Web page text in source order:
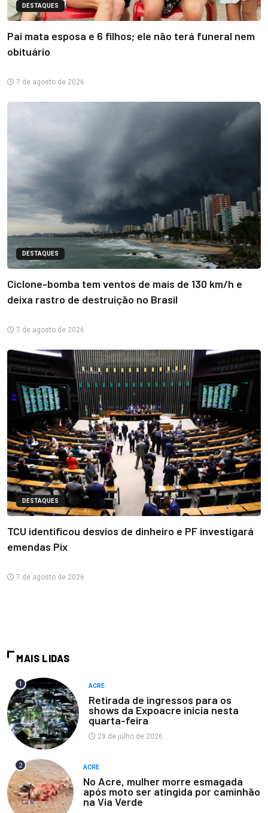
DESTAQUES
Pai mata esposa e 6 filhos; ele não terá funeral nem
obituário
7 de agosto de 2026
DESTAQUES
Ciclone-bomba tem ventos de mais de 130 km/h e
deixa rastro de destruição no Brasil
7 de agosto de 2026
DESTAQUES
TCU identificou desvios de dinheiro e PF investigará
emendas Pix
7 de agosto de 2026
MAIS LIDAS
1 ACRE
Retirada de ingressos para os
shows da Expoacre inicia nesta
quarta-feira
28 de julho de 2026
2 ACRE
No Acre, mulher morre esmagada
após moto ser atingida por caminhão
na Via Verde